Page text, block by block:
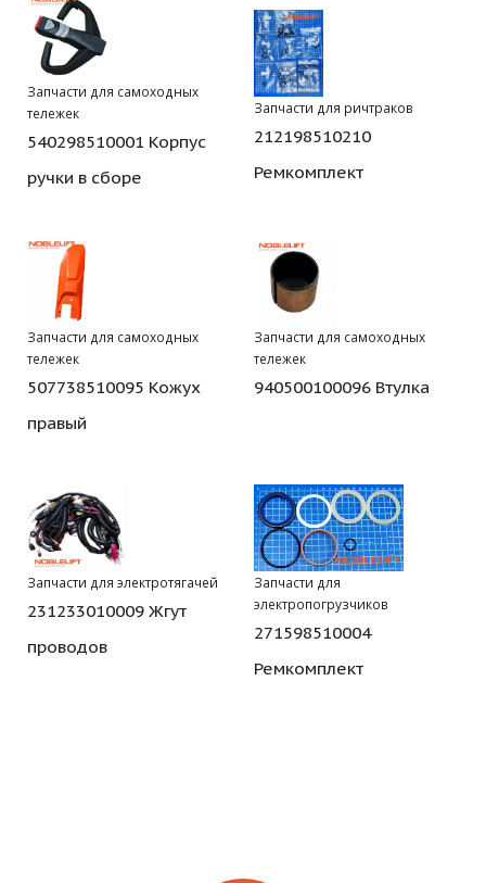
Запчасти для самоходных
тележек
540298510001 Корпус
ручки в сборе
Запчасти для ричтраков
212198510210
Ремкомплект
Запчасти для самоходных
тележек
507738510095 Кожух
правый
Запчасти для самоходных
тележек
940500100096 Втулка
Запчасти для электротягачей
231233010009 Жгут
проводов
Запчасти для
электропогрузчиков
271598510004
Ремкомплект